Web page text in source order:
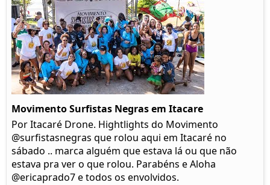
Movimento Surfistas Negras em Itacare
Por Itacaré Drone. Hightlights do Movimento
@surfistasnegras que rolou aqui em Itacaré no
sábado .. marca alguém que estava lá ou que não
estava pra ver o que rolou. Parabéns e Aloha
@ericaprado7 e todos os envolvidos.